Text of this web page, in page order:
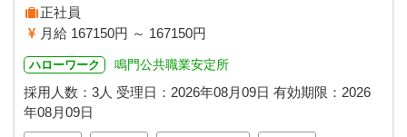
正社員
月給 167150円 ～ 167150円
ハローワーク 鳴門公共職業安定所
採用人数：3人 受理日： 2026年08月09日 有効期限： 2026
年08月09日